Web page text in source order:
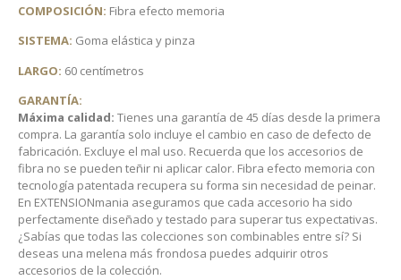
COMPOSICIÓN: Fibra efecto memoria
SISTEMA: Goma elástica y pinza
LARGO: 60 centímetros
GARANTÍA:
Máxima calidad: Tienes una garantía de 45 días desde la primera
compra. La garantía solo incluye el cambio en caso de defecto de
fabricación. Excluye el mal uso. Recuerda que los accesorios de
fibra no se pueden teñir ni aplicar calor. Fibra efecto memoria con
tecnología patentada recupera su forma sin necesidad de peinar.
En EXTENSIONmania aseguramos que cada accesorio ha sido
perfectamente diseñado y testado para superar tus expectativas.
¿Sabías que todas las colecciones son combinables entre sí? Si
deseas una melena más frondosa puedes adquirir otros
accesorios de la colección.